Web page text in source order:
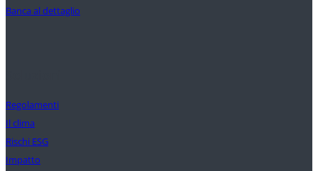
Banca al dettaglio
Regolamenti
Il clima
Rischi ESG
Impatto